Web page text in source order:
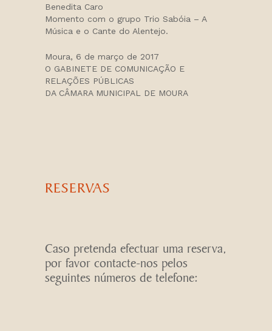
Benedita Caro
Momento com o grupo Trio Sabóia – A
Música e o Cante do Alentejo.
Moura, 6 de março de 2017
O GABINETE DE COMUNICAÇÃO E
RELAÇÕES PÚBLICAS
DA CÂMARA MUNICIPAL DE MOURA
RESERVAS
Caso pretenda efectuar uma reserva,
por favor contacte-nos pelos
seguintes números de telefone: